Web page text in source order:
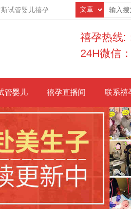
试管婴儿禧孕
禧孕热线:
24H微信
管婴儿 禧孕直播间 联系禧